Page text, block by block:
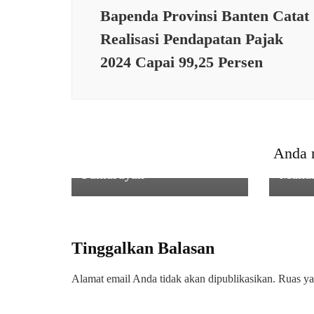
Bapenda Provinsi Banten Catat
Realisasi Pendapatan Pajak
2024 Capai 99,25 Persen
Anda
Tinggalkan Balasan
Alamat email Anda tidak akan dipublikasikan. Ruas